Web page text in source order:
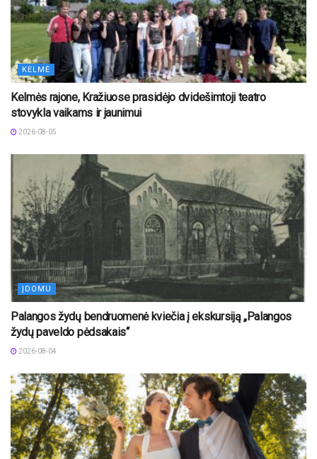
KELMĖ
Kelmės rajone, Kražiuose prasidėjo dvidešimtoji teatro
stovykla vaikams ir jaunimui
2026-08-05
ĮDOMU
Palangos žydų bendruomenė kviečia į ekskursiją „Palangos
žydų paveldo pėdsakais“
2026-08-04